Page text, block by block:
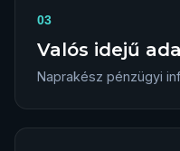
03
Valós idejű
Naprakész pénzügyi